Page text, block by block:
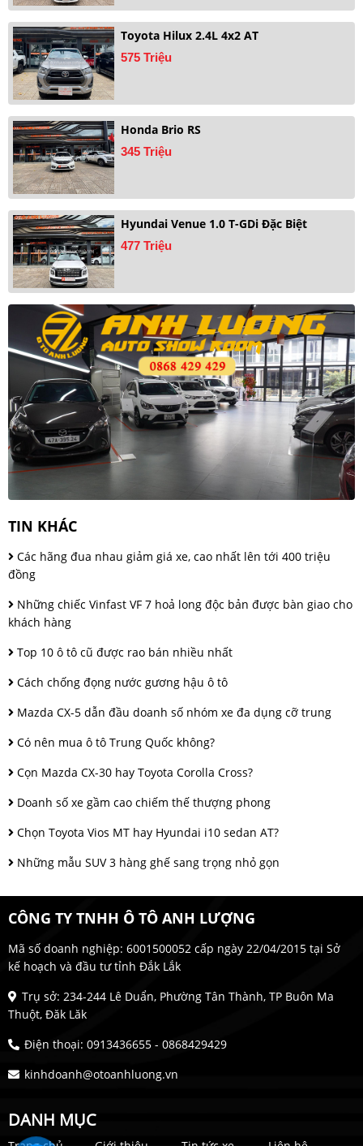
Toyota Hilux 2.4L 4x2 AT
575 Triệu
Honda Brio RS
345 Triệu
Hyundai Venue 1.0 T-GDi Đặc Biệt
477 Triệu
TIN KHÁC
Các hãng đua nhau giảm giá xe, cao nhất lên tới 400 triệu
đồng
Những chiếc Vinfast VF 7 hoả long độc bản được bàn giao cho
khách hàng
Top 10 ô tô cũ được rao bán nhiều nhất
Cách chống đọng nước gương hậu ô tô
Mazda CX-5 dẫn đầu doanh số nhóm xe đa dụng cỡ trung
Có nên mua ô tô Trung Quốc không?
Cọn Mazda CX-30 hay Toyota Corolla Cross?
Doanh số xe gầm cao chiếm thế thượng phong
Chọn Toyota Vios MT hay Hyundai i10 sedan AT?
Những mẫu SUV 3 hàng ghế sang trọng nhỏ gọn
CÔNG TY TNHH Ô TÔ ANH LƯỢNG
Mã số doanh nghiệp: 6001500052 cấp ngày 22/04/2015 tại Sở
kế hoạch và đầu tư tỉnh Đắk Lắk
Trụ sở: 234-244 Lê Duẩn, Phường Tân Thành, TP Buôn Ma
Thuột, Đăk Lăk
Điện thoại: 0913436655 - 0868429429
kinhdoanh@otoanhluong.vn
DANH MỤC